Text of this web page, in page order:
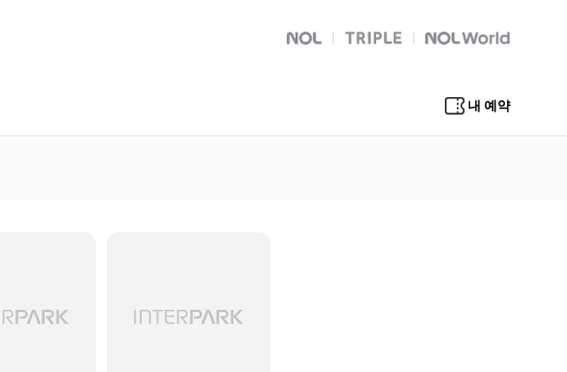
NOL
트리플 Global Interpark
내 예약